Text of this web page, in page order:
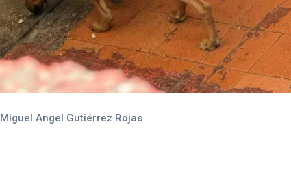
Miguel Angel Gutiérrez Rojas